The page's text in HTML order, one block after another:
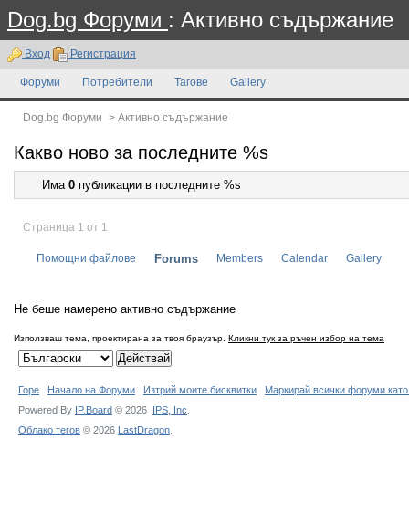
Dog.bg Форуми : Активно съдържание
Вход Регистрация
Форуми Потребители Тагове Gallery
Dog.bg Форуми > Активно съдържание
Какво ново за последните %s
Има 0 публикации в последните %s
Страница 1 от 1
Помощни файлове Forums Members Calendar Gallery
Не беше намерено активно съдържание
Използваш тема, проектирана за твоя браузър. Кликни тук за ръчен избор на тема
Горе Начало на Форуми Изтрий моите бисквитки
Маркирай всички форуми
Powered By IP.Board © 2026 IPS, Inc
Облако тегов © 2026 LastDragon